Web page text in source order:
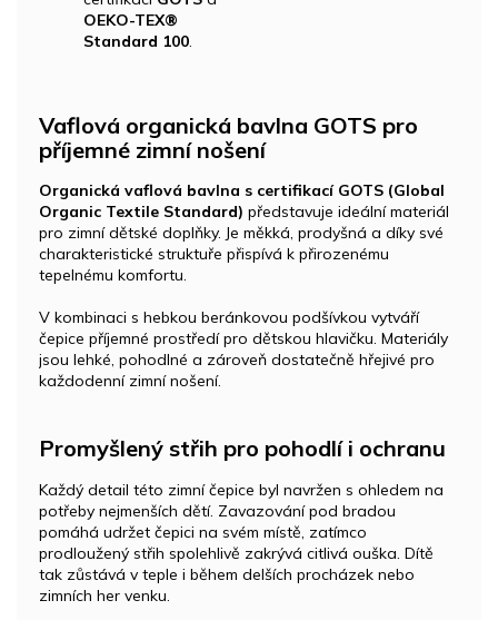
OEKO-TEX®
Standard 100.
Vaflová organická bavlna GOTS pro
příjemné zimní nošení
Organická vaflová bavlna s certifikací GOTS (Global
Organic Textile Standard) představuje ideální materiál
pro zimní dětské doplňky. Je měkká, prodyšná a díky své
charakteristické struktuře přispívá k přirozenému
tepelnému komfortu.
V kombinaci s hebkou beránkovou podšívkou vytváří
čepice příjemné prostředí pro dětskou hlavičku. Materiály
jsou lehké, pohodlné a zároveň dostatečně hřejivé pro
každodenní zimní nošení.
Promyšlený střih pro pohodlí i ochranu
Každý detail této zimní čepice byl navržen s ohledem na
potřeby nejmenších dětí. Zavazování pod bradou
pomáhá udržet čepici na svém místě, zatímco
prodloužený střih spolehlivě zakrývá citlivá ouška. Dítě
tak zůstává v teple i během delších procházek nebo
zimních her venku.